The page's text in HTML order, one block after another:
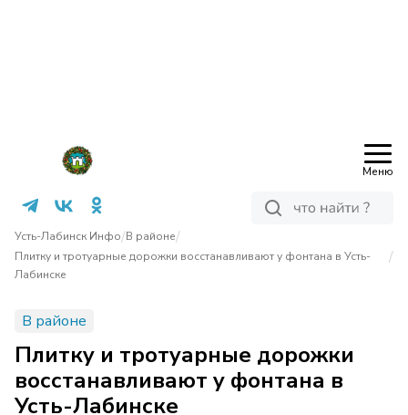
Меню
Усть-Лабинск Инфо/В районе/
Плитку и тротуарные дорожки восстанавливают у фонтана в Усть-
Лабинске
/
В районе
Плитку и тротуарные дорожки
восстанавливают у фонтана в
Усть-Лабинске